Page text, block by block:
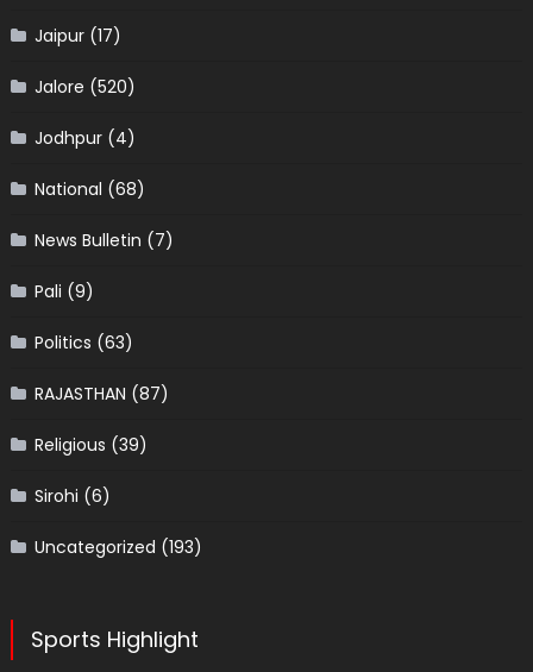
Jaipur(17)
Jalore (520)
Jodhpur(4)
National (68)
News Bulletin (7)
Pali (9)
Politics (63)
RAJASTHAN (87)
Religious (39)
Sirohi (6)
Uncategorized (193)
Sports Highlight